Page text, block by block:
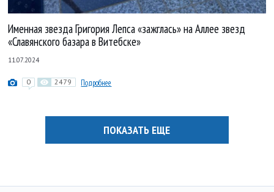
Именная звезда Григория Лепса «зажглась» на Аллее звезд
«Славянского базара в Витебске»
11.07.2024
0 2479 Подробнее
ПОКАЗАТЬ ЕЩЕ